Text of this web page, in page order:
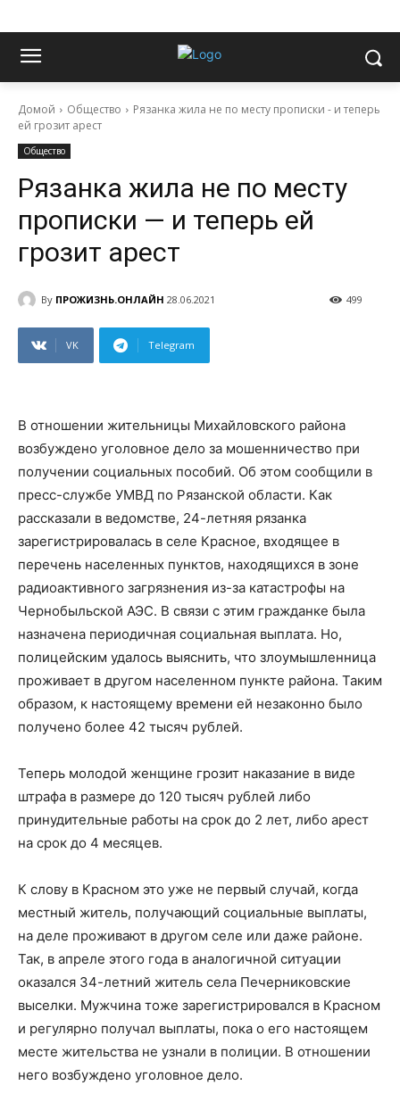
Домой Общество
Рязанка жила не по месту прописки - и теперь
ей грозит арест
Общество
Рязанка жила не по месту
прописки — и теперь ей
грозит арест
By ПРОЖИЗНЬ.ОНЛАЙН 28.06.2021 499
VK Telegram
В отношении жительницы Михайловского района
возбуждено уголовное дело за мошенничество при
получении социальных пособий. Об этом сообщили в
пресс-службе УМВД по Рязанской области. Как
рассказали в ведомстве, 24-летняя рязанка
зарегистрировалась в селе Красное, входящее в
перечень населенных пунктов, находящихся в зоне
радиоактивного загрязнения из-за катастрофы на
Чернобыльской АЭС. В связи с этим гражданке была
назначена периодичная социальная выплата. Но,
полицейским удалось выяснить, что злоумышленница
проживает в другом населенном пункте района. Таким
образом, к настоящему времени ей незаконно было
получено более 42 тысяч рублей.
Теперь молодой женщине грозит наказание в виде
штрафа в размере до 120 тысяч рублей либо
принудительные работы на срок до 2 лет, либо арест
на срок до 4 месяцев.
К слову в Красном это уже не первый случай, когда
местный житель, получающий социальные выплаты,
на деле проживают в другом селе или даже районе.
Так, в апреле этого года в аналогичной ситуации
оказался 34-летний житель села Печерниковские
выселки. Мужчина тоже зарегистрировался в Красном
и регулярно получал выплаты, пока о его настоящем
месте жительства не узнали в полиции. В отношении
него возбуждено уголовное дело.